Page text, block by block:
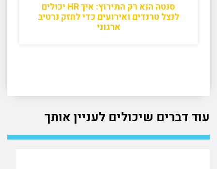
סנטה הוא רק התירוץ: איך HR יכולים
לנצל טרנדים ואירועים כדי לחזק נרטיב
ארגוני
עוד דברים שיכולים לעניין אותך